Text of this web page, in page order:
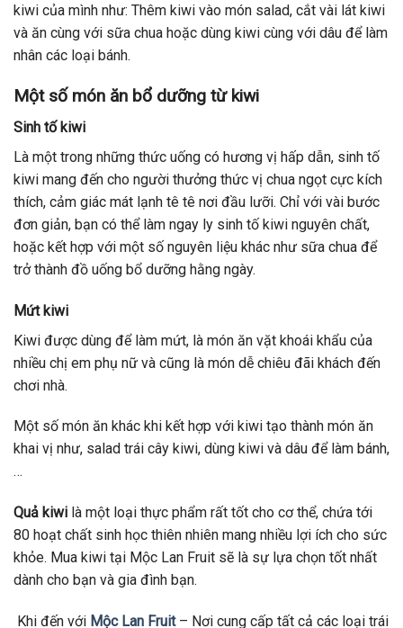
kiwi của mình như: Thêm kiwi vào món salad, cắt vài lát kiwi
và ăn cùng với sữa chua hoặc dùng kiwi cùng với dâu để làm
nhân các loại bánh.
Một số món ăn bổ dưỡng từ kiwi
Sinh tố kiwi
Là một trong những thức uống có hương vị hấp dẫn, sinh tố
kiwi mang đến cho người thưởng thức vị chua ngọt cực kích
thích, cảm giác mát lạnh tê tê nơi đầu lưỡi. Chỉ với vài bước
đơn giản, bạn có thể làm ngay ly sinh tố kiwi nguyên chất,
hoặc kết hợp với một số nguyên liệu khác như sữa chua để
trở thành đồ uống bổ dưỡng hằng ngày.
Mứt kiwi
Kiwi được dùng để làm mứt, là món ăn vặt khoái khẩu của
nhiều chị em phụ nữ và cũng là món dễ chiêu đãi khách đến
chơi nhà.
Một số món ăn khác khi kết hợp với kiwi tạo thành món ăn
khai vị như, salad trái cây kiwi, dùng kiwi và dâu để làm bánh,
…
Quả kiwi là một loại thực phẩm rất tốt cho cơ thể, chứa tới
80 hoạt chất sinh học thiên nhiên mang nhiều lợi ích cho sức
khỏe. Mua kiwi tại Mộc Lan Fruit sẽ là sự lựa chọn tốt nhất
dành cho bạn và gia đình bạn.
Khi đến với Mộc Lan Fruit– Nơi cung cấp tất cả các loại trái